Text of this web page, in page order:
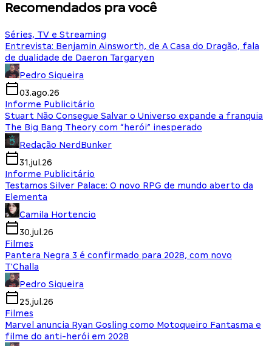
Recomendados pra você
Séries, TV e Streaming
Entrevista: Benjamin Ainsworth, de A Casa do Dragão, fala
de dualidade de Daeron Targaryen
Pedro Siqueira
03.ago.26
Informe Publicitário
Stuart Não Consegue Salvar o Universo expande a franquia
The Big Bang Theory com “herói” inesperado
Redação NerdBunker
31.jul.26
Informe Publicitário
Testamos Silver Palace: O novo RPG de mundo aberto da
Elementa
Camila Hortencio
30.jul.26
Filmes
Pantera Negra 3 é confirmado para 2028, com novo
T'Challa
Pedro Siqueira
25.jul.26
Filmes
Marvel anuncia Ryan Gosling como Motoqueiro Fantasma e
filme do anti-herói em 2028